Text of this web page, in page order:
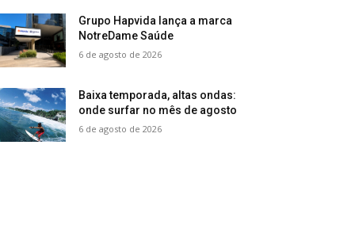
Grupo Hapvida lança a marca
NotreDame Saúde
6 de agosto de 2026
Baixa temporada, altas ondas:
onde surfar no mês de agosto
6 de agosto de 2026